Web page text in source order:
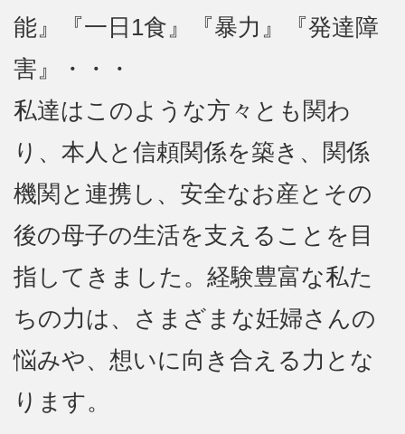
能』『一日1食』『暴力』『発達障
害』・・・
私達はこのような方々とも関わ
り、本人と信頼関係を築き、関係
機関と連携し、安全なお産とその
後の母子の生活を支えることを目
指してきました。経験豊富な私た
ちの力は、さまざまな妊婦さんの
悩みや、想いに向き合える力とな
ります。